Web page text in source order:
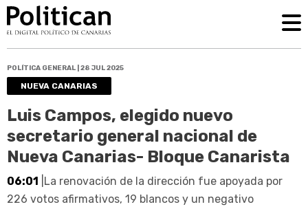
POLÍTICA GENERAL | 28 JUL 2025
NUEVA CANARIAS
Luis Campos, elegido nuevo
secretario general nacional de
Nueva Canarias- Bloque Canarista
06:01 |La renovación de la dirección fue apoyada por
226 votos afirmativos, 19 blancos y un negativo